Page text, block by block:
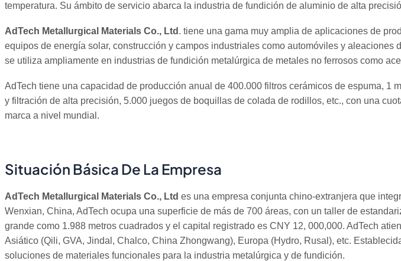
temperatura. Su ámbito de servicio abarca la industria de fundición de aluminio de alta
AdTech Metallurgical Materials Co., Ltd . tiene una gama muy amplia de aplicaciones de
equipos de energía solar, construcción y campos industriales como automóviles y
se utiliza ampliamente en industrias de fundición metalúrgica de metales no ferrosos como
AdTech tiene una capacidad de producción anual de 400.000 filtros cerámicos de espuma,
y filtración de alta precisión, 5.000 juegos de boquillas de colada de rodillos, etc., con una
marca a nivel mundial.
Situación Básica De La Empresa
AdTech Metallurgical Materials Co., Ltd es una empresa conjunta chino-extranjera que
Wenxian, China, AdTech ocupa una superficie de más de 700 áreas, con un taller de
grande como 1.988 metros cuadrados y el capital registrado es CNY 12, 000,000. AdTech
Asiático (Qili, GVA, Jindal, Chalco, China Zhongwang), Europa (Hydro, Rusal), etc.
soluciones de materiales funcionales para la industria metalúrgica y de fundición.